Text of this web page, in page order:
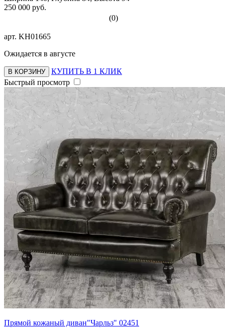
250 000 руб.
(0)
арт. KH01665
Ожидается в августе
В КОРЗИНУ
КУПИТЬ В 1 КЛИК
Быстрый просмотр
Прямой кожаный диван"Чарльз" 02451